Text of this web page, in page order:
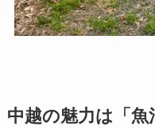
中越の魅力は「